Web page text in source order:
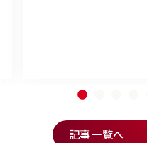
記事一覧へ